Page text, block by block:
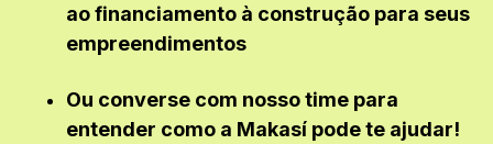
ao financiamento à construção para seus
empreendimentos
Ou converse com nosso time para
entender como a Makasí pode te ajudar!